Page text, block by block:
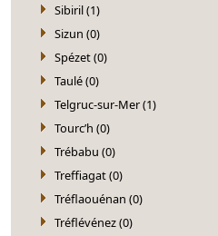
Sibiril (1)
Sizun (0)
Spézet (0)
Taulé (0)
Telgruc-sur-Mer (1)
Tourc’h (0)
Trébabu (0)
Treffiagat (0)
Tréflaouénan (0)
Tréflévénez (0)